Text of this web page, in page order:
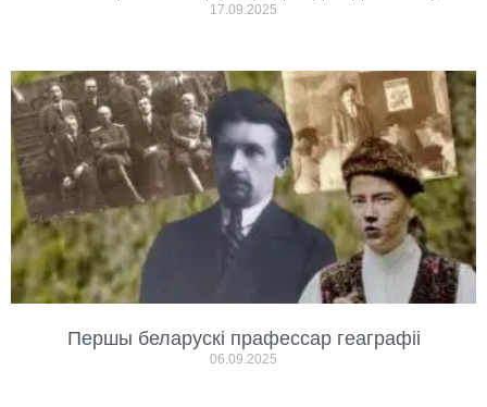
17.09.2025
Першы беларускі прафессар геаграфіі
06.09.2025